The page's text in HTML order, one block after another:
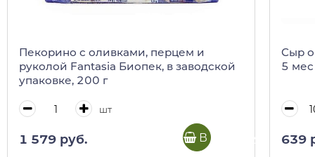
Пекорино с оливками, перцем и
руколой Fantasia Биопек, в заводской
упаковке, 200 г
шт
1 579 руб. В корзину
Сыр
5 мес
639